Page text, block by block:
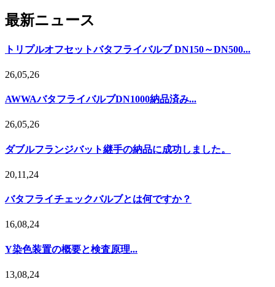
最新ニュース
トリプルオフセットバタフライバルブ DN150～DN500...
26,05,26
AWWAバタフライバルブDN1000納品済み...
26,05,26
ダブルフランジバット継手の納品に成功しました。
20,11,24
バタフライチェックバルブとは何ですか？
16,08,24
Y染色装置の概要と検査原理...
13,08,24